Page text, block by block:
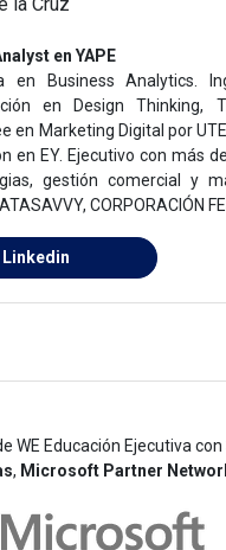
en YAPE
en Business Analytics.
en Design Thinking,
en Marketing Digital por
en EY. Ejecutivo con más
gestión comercial y
CORPORACIÓN
Linkedin
WE Educación Ejecutiva con
, Microsoft Partner